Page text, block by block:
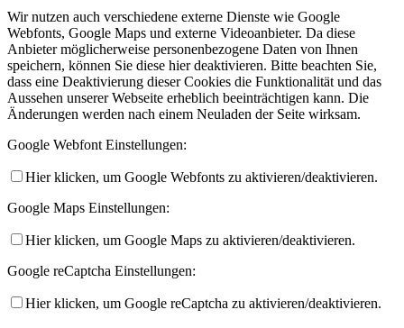
Wir nutzen auch verschiedene externe Dienste wie Google
Webfonts, Google Maps und externe Videoanbieter. Da diese
Anbieter möglicherweise personenbezogene Daten von Ihnen
speichern, können Sie diese hier deaktivieren. Bitte beachten Sie,
dass eine Deaktivierung dieser Cookies die Funktionalität und das
Aussehen unserer Webseite erheblich beeinträchtigen kann. Die
Änderungen werden nach einem Neuladen der Seite wirksam.
Google Webfont Einstellungen:
Hier klicken, um Google Webfonts zu aktivieren/deaktivieren.
Google Maps Einstellungen:
Hier klicken, um Google Maps zu aktivieren/deaktivieren.
Google reCaptcha Einstellungen:
Hier klicken, um Google reCaptcha zu aktivieren/deaktivieren.